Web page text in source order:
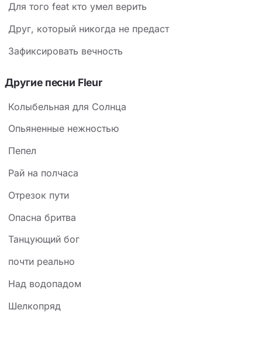
Для того feat кто умел верить
Друг, который никогда не предаст
Зафиксировать вечность
Другие песни Fleur
Колыбельная для Солнца
Опьяненные нежностью
Пепел
Рай на полчаса
Отрезок пути
Опасна бритва
Танцующий бог
почти реально
Над водопадом
Шелкопряд